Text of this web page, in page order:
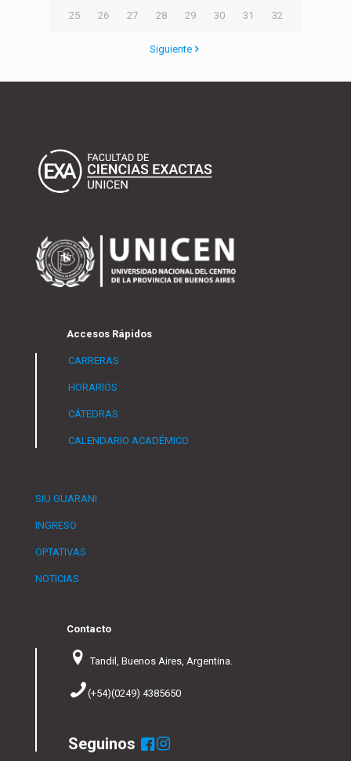
25 26 27 28 29 30 31 32
Siguiente
Accesos Rápidos
CARRERAS
HORARIOS
CÁTEDRAS
CALENDARIO ACADÉMICO
SIU GUARANI
INGRESO
OPTATIVAS
NOTICIAS
Contacto
Tandil, Buenos Aires, Argentina.
(+54)(0249) 4385650
Seguinos